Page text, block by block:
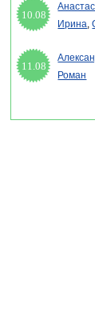
10.08
Ирина,
11.08
Роман